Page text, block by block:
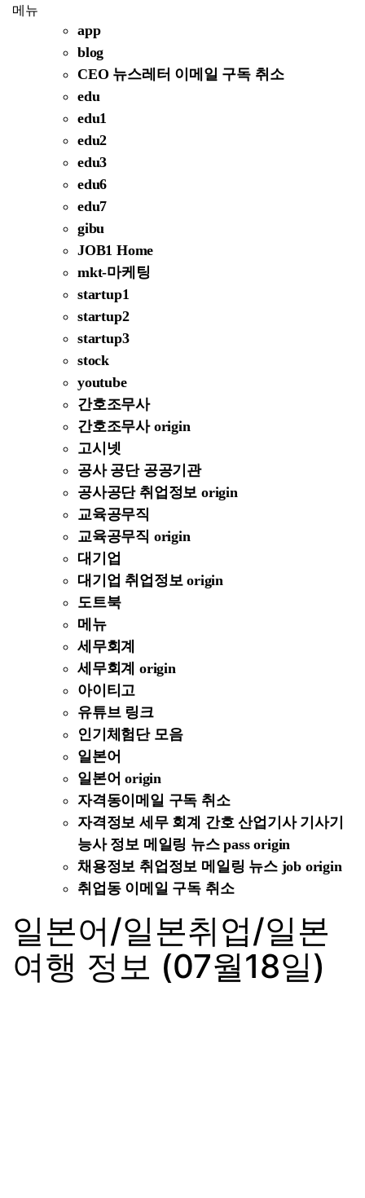
메뉴
app
blog
CEO 뉴스레터 이메일 구독 취소
edu
edu1
edu2
edu3
edu6
edu7
gibu
JOB1 Home
mkt-마케팅
startup1
startup2
startup3
stock
youtube
간호조무사
간호조무사 origin
고시넷
공사 공단 공공기관
공사공단 취업정보 origin
교육공무직
교육공무직 origin
대기업
대기업 취업정보 origin
도트북
메뉴
세무회계
세무회계 origin
아이티고
유튜브 링크
인기체험단 모음
일본어
일본어 origin
자격동이메일 구독 취소
자격정보 세무 회계 간호 산업기사 기사기
능사 정보 메일링 뉴스 pass origin
채용정보 취업정보 메일링 뉴스 job origin
취업동 이메일 구독 취소
일본어/일본취업/일본
여행 정보 (07월18일)